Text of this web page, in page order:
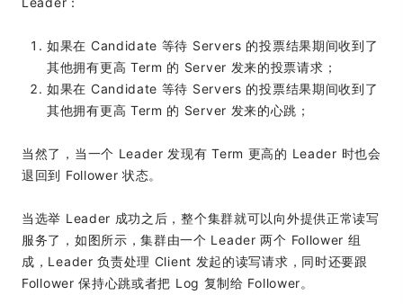
如果在 Candidate 等待 Servers 的投票结果期间收到了
其他拥有更高 Term 的 Server 发来的投票请求；
如果在 Candidate 等待 Servers 的投票结果期间收到了
其他拥有更高 Term 的 Server 发来的心跳；
当然了，当一个 Leader 发现有 Term 更高的 Leader 时也会
退回到 Follower 状态。
当选举 Leader 成功之后，整个集群就可以向外提供正常读写
服务了，如图所示，集群由一个 Leader 两个 Follower 组
成，Leader 负责处理 Client 发起的读写请求，同时还要跟
Follower 保持心跳或者把 Log 复制给 Follower。